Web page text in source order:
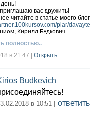
вас дружить!
читайте в статье моего
piar/
Кирилл Будкевич.
полностью..
в 21:47
Открыть
Budkevich
в 10:51 | ответить